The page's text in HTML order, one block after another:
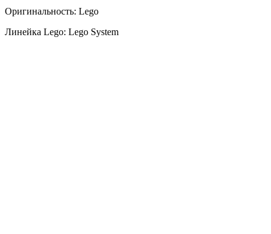
Оригинальность: Lego
Линейка Lego: Lego System